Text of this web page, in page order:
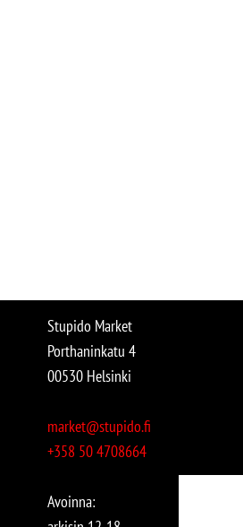
Stupido Market
Porthaninkatu 4
00530 Helsinki
market@stupido.fi
+358 50 4708664
Avoinna: